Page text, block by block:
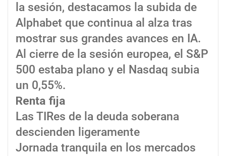
la sesión, destacamos la subida de
Alphabet que continua al alza tras
mostrar sus grandes avances en IA.
Al cierre de la sesión europea, el S&P
500 estaba plano y el Nasdaq subia
un 0,55%.
Renta fija
Las TIRes de la deuda soberana
descienden ligeramente
Jornada tranquila en los mercados